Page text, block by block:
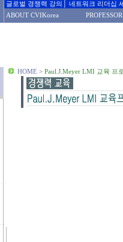
글로벌 경쟁력 강의│ 네트워크 리더십
ABOUT CVIKorea
HOME > Paul.J.Meyer LMI 교육 프